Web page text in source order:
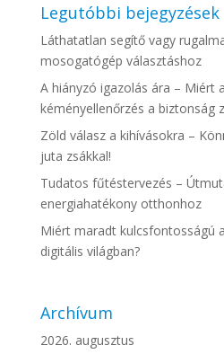
Legutóbbi bejegyzések
Láthatatlan segítő vagy
mosogatógép választáshoz
A hiányzó igazolás ára – Miért
kéményellenőrzés a biztonság
Zöld válasz a kihívásokra –
juta zsákkal!
Tudatos fűtéstervezés –
energiahatékony otthonhoz
Miért maradt kulcsfontosságú
digitális világban?
Archívum
2026. augusztus